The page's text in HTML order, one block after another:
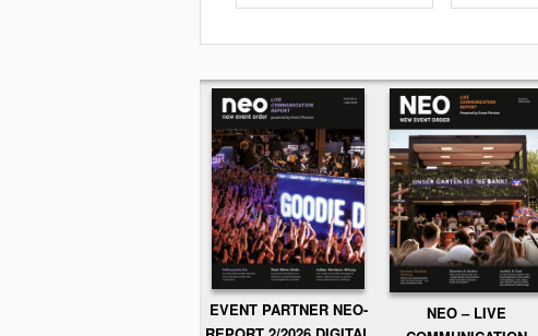
EVENT PARTNER NEO-
NEO – LIVE